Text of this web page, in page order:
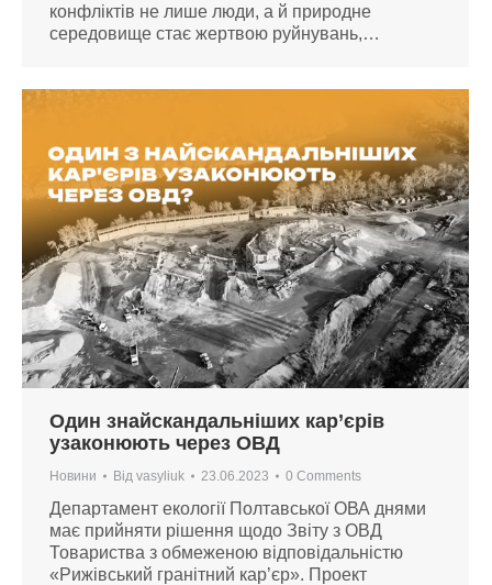
конфліктів не лише люди, а й природне
середовище стає жертвою руйнувань,…
Один знайскандальніших кар’єрів
узаконюють через ОВД
Новини Від vasyliuk 23.06.2023 0 Comments
Департамент екології Полтавської ОВА днями
має прийняти рішення щодо Звіту з ОВД
Товариства з обмеженою відповідальністю
«Рижівський гранітний кар’єр». Проект